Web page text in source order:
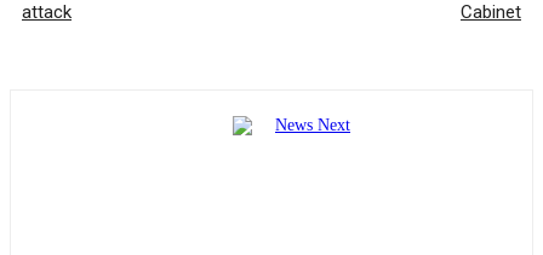
attack
Cabinet